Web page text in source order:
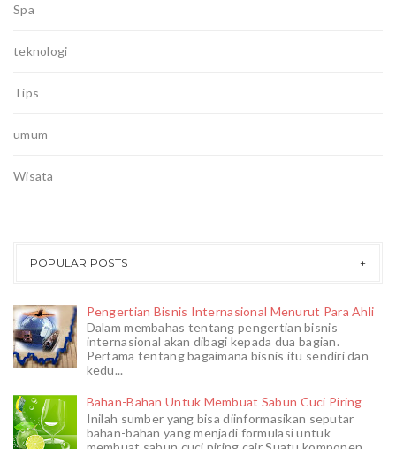
Spa
teknologi
Tips
umum
Wisata
POPULAR POSTS
Pengertian Bisnis Internasional Menurut Para Ahli
Dalam membahas tentang pengertian bisnis
internasional akan dibagi kepada dua bagian.
Pertama tentang bagaimana bisnis itu sendiri dan
kedu...
Bahan-Bahan Untuk Membuat Sabun Cuci Piring
Inilah sumber yang bisa diinformasikan seputar
bahan-bahan yang menjadi formulasi untuk